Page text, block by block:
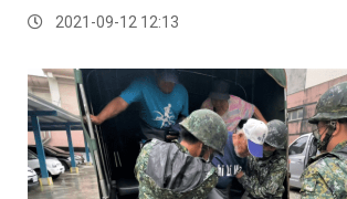
2021-09-12 12:13